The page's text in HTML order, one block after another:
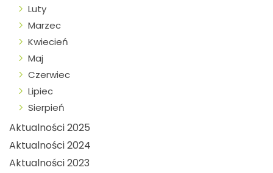
Luty
Marzec
Kwiecień
Maj
Czerwiec
Lipiec
Sierpień
Aktualności 2025
Aktualności 2024
Aktualności 2023